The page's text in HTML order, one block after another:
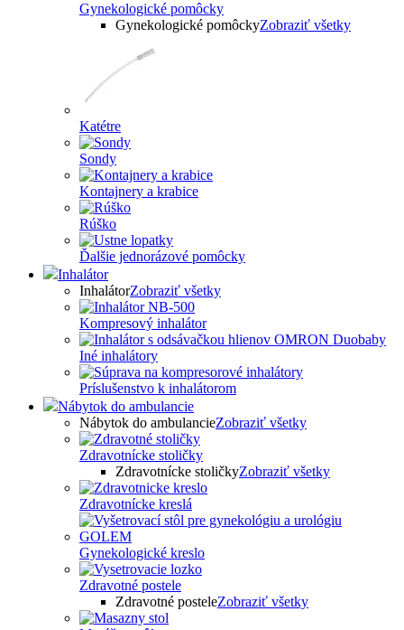
Gynekologické pomôcky
Gynekologické pomôckyZobraziť všetky
Katétre
Sondy
Kontajnery a krabice
Rúško
Ďalšie jednorázové pomôcky
Inhalátor
InhalátorZobraziť všetky
Kompresový inhalátor
Iné inhalátory
Príslušenstvo k inhalátorom
Nábytok do ambulancie
Nábytok do ambulancieZobraziť všetky
Zdravotnícke stoličky
Zdravotnícke stoličkyZobraziť všetky
Zdravotnícke kreslá
Gynekologické kreslo
Zdravotné postele
Zdravotné posteleZobraziť všetky